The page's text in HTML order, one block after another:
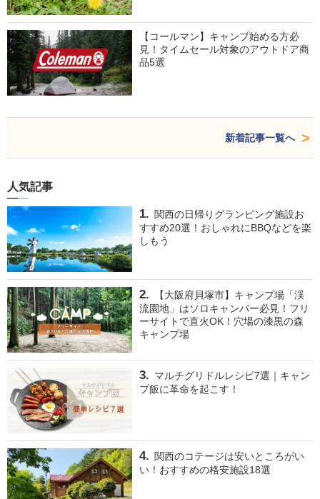
【コールマン】キャンプ始める方必
見！タイムセール対象のアウトドア商
品5選
新着記事一覧へ
人気記事
関西の日帰りグランピング施設お
すすめ20選！おしゃれにBBQなどを楽
しもう
【大阪府貝塚市】キャンプ場「渓
流園地」はソロキャンパー必見！フリ
ーサイトで直火OK！穴場の漆黒の森
キャンプ場
マルチグリドルレシピ7選｜キャン
プ飯に革命を起こす！
関西のコテージは安いところがい
い！おすすめの格安施設18選